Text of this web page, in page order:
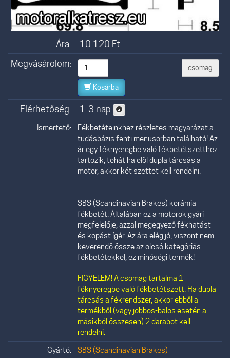
Ára: 10.120 Ft
Megvásárolom:
csomag
Kosárba
Elérhetőség: 1-3 nap
Ismertető:
Fékbetéteinkhez részletes magyarázat a
tudásbázis fenti menüsorban található! Az
ár egy féknyeregbe való fékbetétszetthez
tartozik, tehát ha elöl dupla tárcsás a
motor, akkor két szettet kell rendelni.
SBS (Scandinavian Brakes) kerámia
fékbetét. Általában ez a motorok gyári
megfelelője, azzal megegyező fékhatást
és kopást ígér. Az ára elég jó, viszont nem
keverendő össze az olcsó kategóriás
fékbetétekkel, ez minőségi termék!
FIGYELEM! A csomag tartalma 1
féknyeregbe való fékbetétszett. Ha dupla
tárcsás a fékrendszer, akkor ebből a
termékből (vagy jobbos-balos esetén a
másikból összesen) 2 darabot kell
rendelni.
Gyártó:
SBS (Scandinavian Brakes)